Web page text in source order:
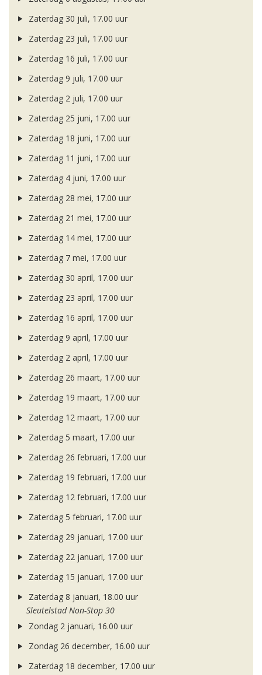
Zaterdag 30 juli, 17.00 uur
Zaterdag 23 juli, 17.00 uur
Zaterdag 16 juli, 17.00 uur
Zaterdag 9 juli, 17.00 uur
Zaterdag 2 juli, 17.00 uur
Zaterdag 25 juni, 17.00 uur
Zaterdag 18 juni, 17.00 uur
Zaterdag 11 juni, 17.00 uur
Zaterdag 4 juni, 17.00 uur
Zaterdag 28 mei, 17.00 uur
Zaterdag 21 mei, 17.00 uur
Zaterdag 14 mei, 17.00 uur
Zaterdag 7 mei, 17.00 uur
Zaterdag 30 april, 17.00 uur
Zaterdag 23 april, 17.00 uur
Zaterdag 16 april, 17.00 uur
Zaterdag 9 april, 17.00 uur
Zaterdag 2 april, 17.00 uur
Zaterdag 26 maart, 17.00 uur
Zaterdag 19 maart, 17.00 uur
Zaterdag 12 maart, 17.00 uur
Zaterdag 5 maart, 17.00 uur
Zaterdag 26 februari, 17.00 uur
Zaterdag 19 februari, 17.00 uur
Zaterdag 12 februari, 17.00 uur
Zaterdag 5 februari, 17.00 uur
Zaterdag 29 januari, 17.00 uur
Zaterdag 22 januari, 17.00 uur
Zaterdag 15 januari, 17.00 uur
Zaterdag 8 januari, 18.00 uur
Sleutelstad Non-Stop 30
Zondag 2 januari, 16.00 uur
Zondag 26 december, 16.00 uur
Zaterdag 18 december, 17.00 uur